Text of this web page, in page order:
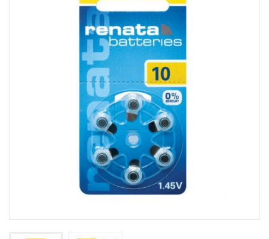
BATTERIE APPARECCHI ACUSTICI
PRODOTTI MONOUSO E TNT
FORNITURE ESTETICA
CURA DELLA PERSONA